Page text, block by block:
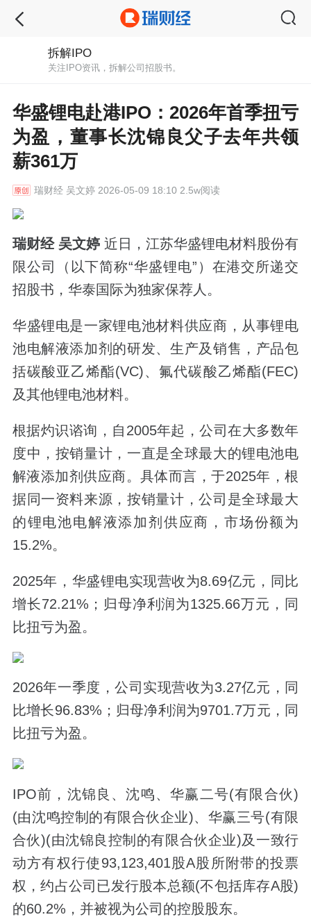
拆解IPO
关注IPO资讯，拆解公司招股书。
华盛锂电赴港IPO：2026年首季扭亏
为盈，董事长沈锦良父子去年共领
薪361万
瑞财经吴文婷 2026-05-09 18:10 2.5w阅读
瑞财经 吴文婷近日，江苏华盛锂电材料股份有
限公司（以下简称“华盛锂电”）在港交所递交
招股书，华泰国际为独家保荐人。
华盛锂电是一家锂电池材料供应商，从事锂电
池电解液添加剂的研发、生产及销售，产品包
括碳酸亚乙烯酯(VC)、氟代碳酸乙烯酯(FEC)
及其他锂电池材料。
根据灼识谘询，自2005年起，公司在大多数年
度中，按销量计，一直是全球最大的锂电池电
解液添加剂供应商。具体而言，于2025年，根
据同一资料来源，按销量计，公司是全球最大
的锂电池电解液添加剂供应商，市场份额为
15.2%。
2025年，华盛锂电实现营收为8.69亿元，同比
增长72.21%；归母净利润为1325.66万元，同
比扭亏为盈。
2026年一季度，公司实现营收为3.27亿元，同
比增长96.83%；归母净利润为9701.7万元，同
比扭亏为盈。
IPO前，沈锦良、沈鸣、华赢二号(有限合伙)
(由沈鸣控制的有限合伙企业)、华赢三号(有限
合伙)(由沈锦良控制的有限合伙企业)及一致行
动方有权行使93,123,401股A股所附带的投票
权，约占公司已发行股本总额(不包括库存A股)
的60.2%，并被视为公司的控股股东。